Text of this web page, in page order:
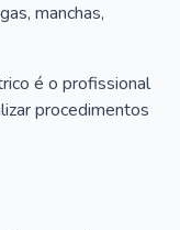
manchas,
é o profissional
procedimentos